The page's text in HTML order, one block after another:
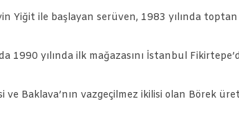
Yiğit ile başlayan serüven, 1983 yılında
1990 yılında ilk mağazasını İstanbul
Baklava’nın vazgeçilmez ikilisi olan Börek